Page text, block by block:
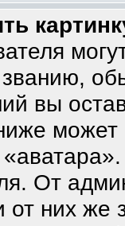
вы
может
От
них же